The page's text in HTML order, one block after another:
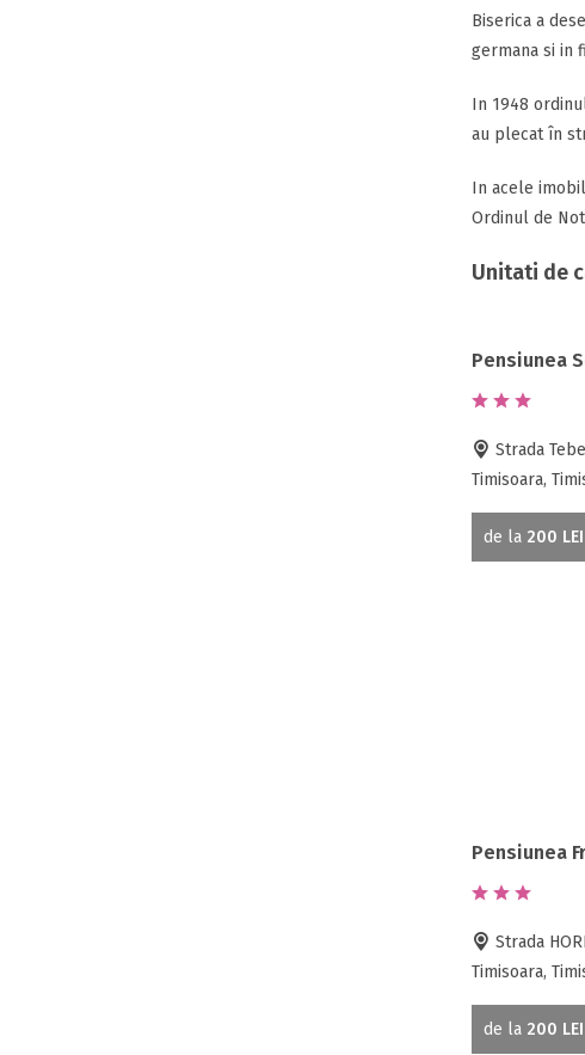
Biserica a
germana si in
In 1948
au plecat în
In acele
Ordinul de
Unitati de
Pensiunea
Strada
Timisoara,
de la 200 LEI
Pensiunea
Strada
Timisoara,
de la 200 LEI